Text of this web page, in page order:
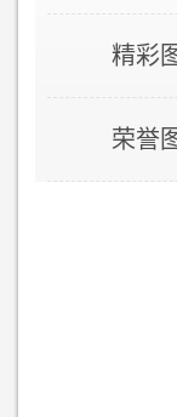
精彩
荣誉